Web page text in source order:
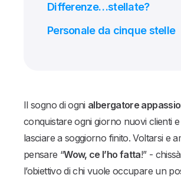
Differenze…stellate?
Personale da cinque stelle
Il sogno di ogni albergatore
conquistare ogni giorno nuovi clienti
lasciare a soggiorno finito. Voltarsi e
pensare “Wow, ce l’ho fatta!” -
l’obiettivo di chi vuole occupare un